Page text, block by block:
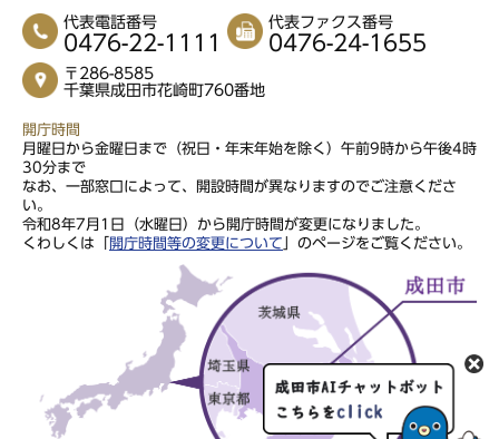
代表電話番号
0476-22-1111
代表ファクス番号
0476-24-1655
〒286-8585
千葉県成田市花崎町760番地
開庁時間
月曜日から金曜日まで（祝日・年末年始を除く）午前9時から午後4時
30分まで
なお、一部窓口によって、開設時間が異なりますのでご注意くださ
い。
令和8年7月1日（水曜日）から開庁時間が変更になりました。
くわしくは「
開庁時間等の変更について 」のページをご覧ください。